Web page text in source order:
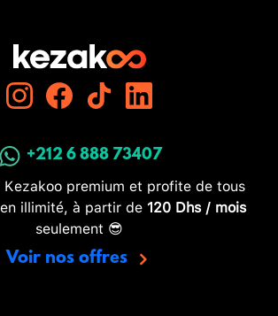
+212 6 888 73407
premium et profite de tous
illimité, à partir de 120 Dhs / mois
seulement 😎
Voir nos offres